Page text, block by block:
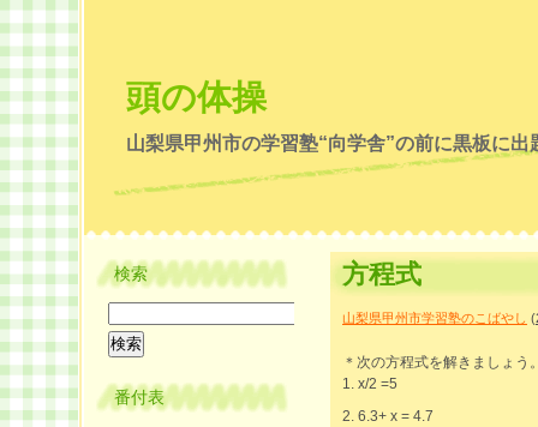
頭の体操
山梨県甲州市の学習塾“向学舎”の前に黒板に
方程式
山梨県甲州市学習塾のこばやし (
＊次の方程式を解きましょう
1. x/2 =5
2. 6.3+ x = 4.7
検索
番付表